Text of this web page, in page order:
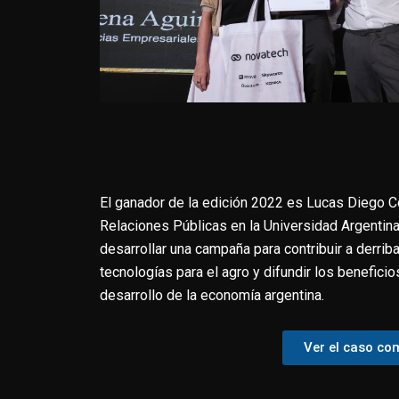
El ganador de la edición 2022 es Lucas Diego
Relaciones Públicas en la Universidad
desarrollar una campaña para contribuir a
tecnologías para el agro y difundir los
desarrollo de la economía argentina.
Ver el caso